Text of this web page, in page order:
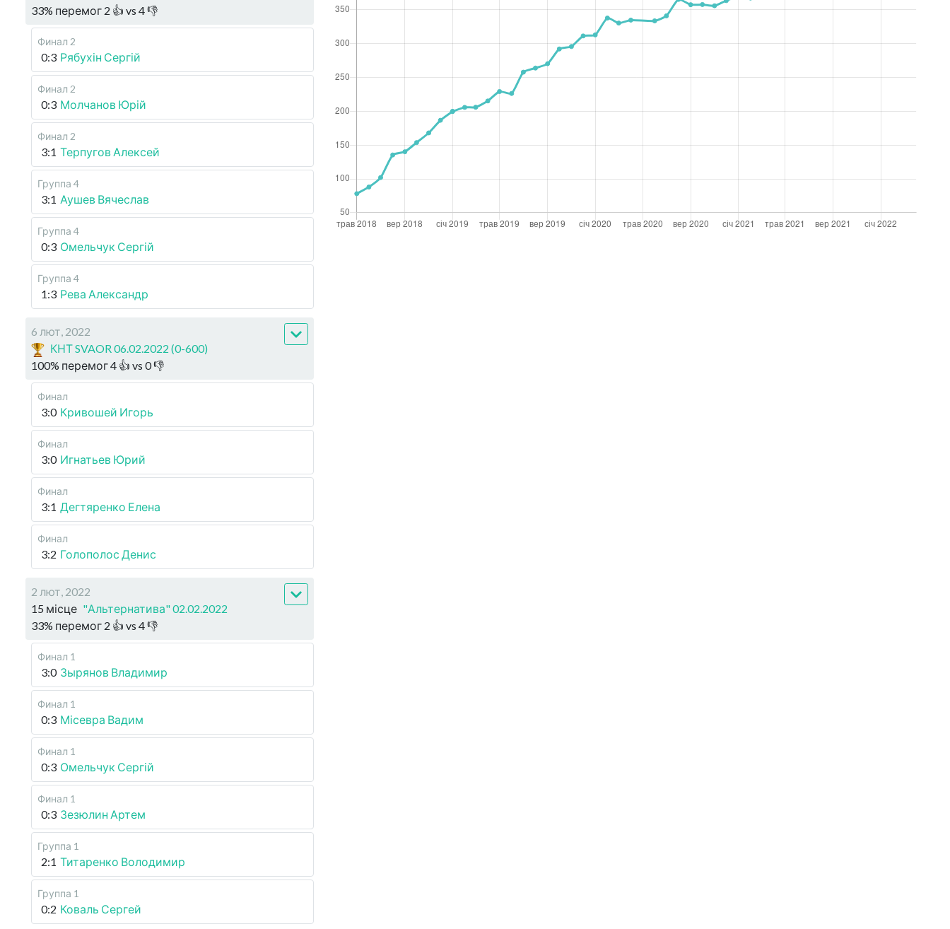
33% перемог 2 👍 vs 4👎
Финал 2
0:3 Рябухін Сергій
Финал 2
0:3 Молчанов Юрій
Финал 2
3:1 Терпугов Алексей
Группа 4
3:1 Аушев Вячеслав
Группа 4
0:3 Омельчук Сергій
Группа 4
1:3 Рева Александр
6 лют, 2022
КНТ SVAOR 06.02.2022 (0-600)
100% перемог4 👍 vs 0👎
Финал
3:0 Кривошей Игорь
Финал
3:0 Игнатьев Юрий
Финал
3:1 Дегтяренко Елена
Финал
3:2 Голополос Денис
2 лют, 2022
15 місце "Альтернатива" 02.02.2022
33% перемог 2 👍 vs 4👎
Финал 1
3:0 Зырянов Владимир
Финал 1
0:3 Місевра Вадим
Финал 1
0:3 Омельчук Сергій
Финал 1
0:3 Зезюлин Артем
Группа 1
2:1 Титаренко Володимир
Группа 1
0:2 Коваль Сергей